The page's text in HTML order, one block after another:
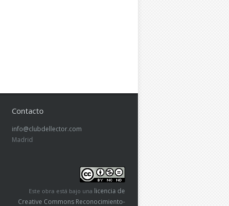
Contacto
info@clubdellector.com
Madrid
Este obra está bajo una licencia de
Creative Commons Reconocimiento-